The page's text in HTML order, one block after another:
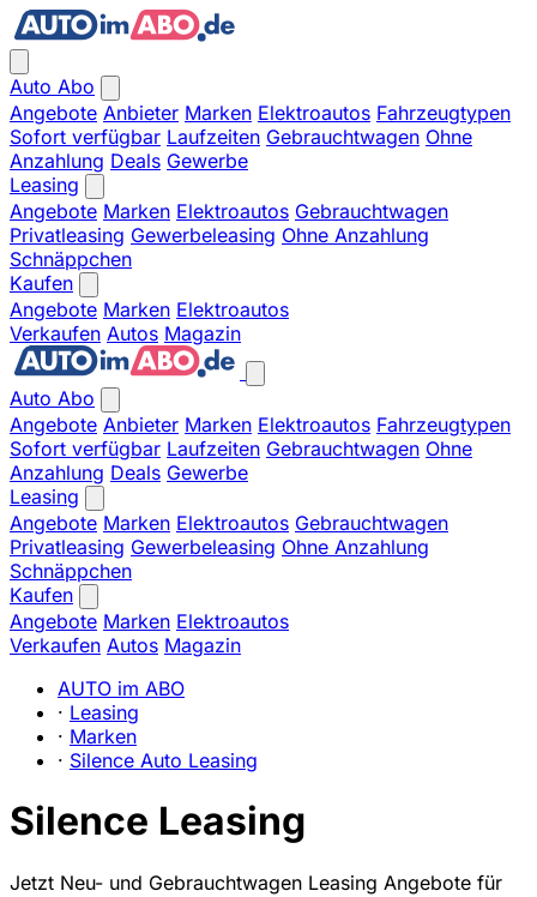
Auto Abo
Angebote Anbieter Marken Elektroautos Fahrzeugtypen
Sofort verfügbar Laufzeiten Gebrauchtwagen Ohne
Anzahlung Deals Gewerbe
Leasing
Angebote Marken Elektroautos Gebrauchtwagen
Privatleasing Gewerbeleasing Ohne Anzahlung
Schnäppchen
Kaufen
Angebote Marken Elektroautos
Verkaufen Autos Magazin
Auto Abo
Angebote Anbieter Marken Elektroautos Fahrzeugtypen
Sofort verfügbar Laufzeiten Gebrauchtwagen Ohne
Anzahlung Deals Gewerbe
Leasing
Angebote Marken Elektroautos Gebrauchtwagen
Privatleasing Gewerbeleasing Ohne Anzahlung
Schnäppchen
Kaufen
Angebote Marken Elektroautos
Verkaufen Autos Magazin
AUTO im ABO
· Leasing
· Marken
· Silence Auto Leasing
Silence Leasing
Jetzt Neu- und Gebrauchtwagen Leasing Angebote für